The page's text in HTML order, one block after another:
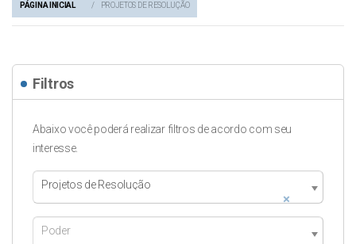
PÁGINA INICIAL PROJETOS DE RESOLUÇÃO
Filtros
Abaixo você poderá realizar filtros de acordo com seu
interesse.
×
Projetos de Resolução
Poder